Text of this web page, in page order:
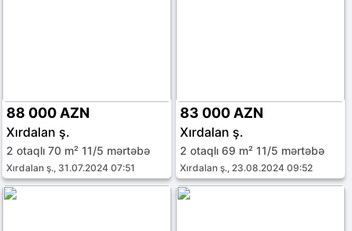
88 000 AZN
Xırdalan ş.
2 otaqlı 70 m² 11/5 mərtəbə
Xırdalan ş., 31.07.2024 07:51
83 000 AZN
Xırdalan ş.
2 otaqlı 69 m² 11/5 mərtəbə
Xırdalan ş., 23.08.2024 09:52